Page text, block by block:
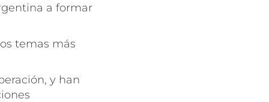
a formar
temas más
y han